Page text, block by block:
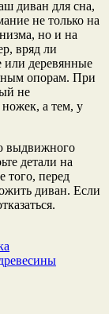
диван для сна,
не только на
но и на
вряд ли
или деревянные
опорам. При
не
а тем, у
выдвижного
детали на
того, перед
диван. Если